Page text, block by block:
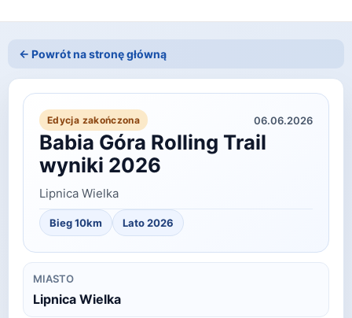
← Powrót na stronę główną
Edycja zakończona 06.06.2026
Babia Góra Rolling Trail
wyniki 2026
Lipnica Wielka
Bieg 10km Lato2026
MIASTO
Lipnica Wielka